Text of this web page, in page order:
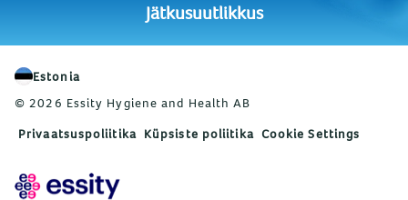
Jätkusuutlikkus
Estonia
© 2026 Essity Hygiene and Health AB
Privaatsuspoliitika Küpsiste poliitika Cookie Settings